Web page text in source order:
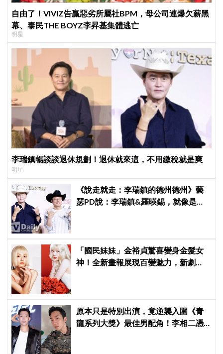
自由了！VIVIZ告贏惡劣所屬社BPM，母公司連爆欠薪黑
幕、泰民THE BOYZ李昇基集體逃亡
明星
李瑞鎮暢談談退休規劃！退休就來這，不用繳稅就是爽
明星
《說走就走：李瑞鎮的德州德州》藝
瑟PD說：李瑞鎮&羅暎錫，就像是浪
「國民妹妹」金裕貞驚喜變身金髮女
神！全新畫報展現百變魅力，新劇
原本只是特別出演，竟逆襲入圍《青
龍系列大獎》最佳男配角！李相二憑